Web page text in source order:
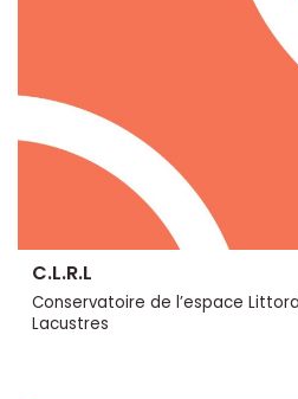
C.L.R.L
Conservatoire de l’espace
Lacustres